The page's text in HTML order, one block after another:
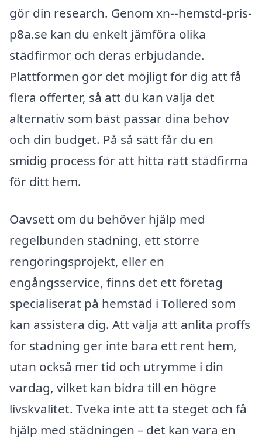
gör din research. Genom xn--hemstd-pris-
p8a.se kan du enkelt jämföra olika
städfirmor och deras erbjudande.
Plattformen gör det möjligt för dig att få
flera offerter, så att du kan välja det
alternativ som bäst passar dina behov
och din budget. På så sätt får du en
smidig process för att hitta rätt städfirma
för ditt hem.
Oavsett om du behöver hjälp med
regelbunden städning, ett större
rengöringsprojekt, eller en
engångsservice, finns det ett företag
specialiserat på hemstäd i Tollered som
kan assistera dig. Att välja att anlita proffs
för städning ger inte bara ett rent hem,
utan också mer tid och utrymme i din
vardag, vilket kan bidra till en högre
livskvalitet. Tveka inte att ta steget och få
hjälp med städningen – det kan vara en